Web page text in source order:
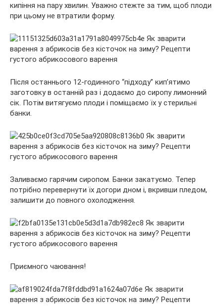
кипіння на пару хвилин. Уважно стежте за тим, щоб плоди
при цьому не втратили форму.
Після останнього 12-годинного “підходу” кип’ятимо
заготовку в останній раз і додаємо до сиропу лимонний
сік. Потім витягуємо плоди і поміщаємо їх у стерильні
банки.
Заливаємо гарячим сиропом. Банки закатуємо. Тепер
потрібно перевернути їх догори дном і, вкривши пледом,
залишити до повного охолодження.
Приємного чаювання!